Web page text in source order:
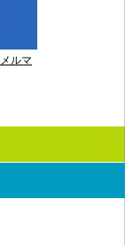
メルマ